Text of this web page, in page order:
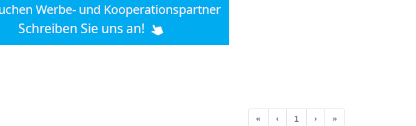
« Anfang
‹ Vorherige
1 › Nächste
»